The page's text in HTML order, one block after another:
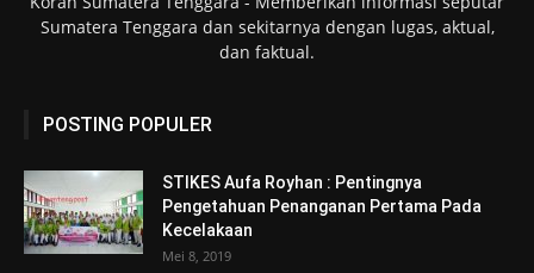
Sumatera Tenggara dan sekitarnya dengan lugas, aktual,
dan faktual.
POSTING POPULER
STIKES Aufa Royhan : Pentingnya
Pengetahuan Penanganan Pertama Pada
Kecelakaan
Mei 8, 2019